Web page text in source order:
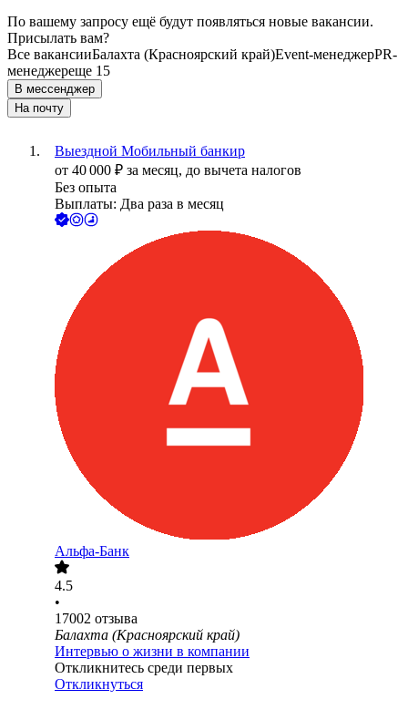
По вашему запросу ещё будут появляться новые вакансии.
Присылать вам?
Все вакансииБалахта (Красноярский край)Event-менеджерPR-
менеджереще 15
В мессенджер
На почту
Выездной Мобильный банкир
от 40 000 ₽ за месяц, до вычета налогов
Без опыта
Выплаты: Два раза в месяц
Альфа-Банк
4.5
•
17002 отзыва
Балахта (Красноярский край)
Интервью о жизни в компании
Откликнитесь среди первых
Откликнуться